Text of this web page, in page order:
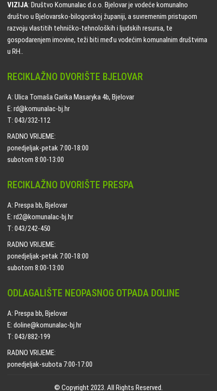
VIZIJA: Društvo Komunalac d.o.o. Bjelovar je vodeće komunalno
društvo u Bjelovarsko-bilogorskoj županiji, a suvremenim pristupom
razvoju vlastitih tehničko-tehnoloških i ljudskih resursa, te
gospodarenjem imovine, teži biti među vodećim komunalnim društvima
u RH..
RECIKLAŽNO DVORIŠTE BJELOVAR
A: Ulica Tomaša Garika Masaryka 4b, Bjelovar
E: rd@komunalac-bj.hr
T: 043/332-112
RADNO VRIJEME:
ponedjeljak-petak 7:00-18:00
subotom 8:00-13:00
RECIKLAŽNO DVORIŠTE PRESPA
A: Prespa bb, Bjelovar
E: rd2@komunalac-bj.hr
T: 043/242-450
RADNO VRIJEME:
ponedjeljak-petak 7:00-18:00
subotom 8:00-13:00
ODLAGALIŠTE NEOPASNOG OTPADA DOLINE
A: Prespa bb, Bjelovar
E: doline@komunalac-bj.hr
T: 043/882-199
RADNO VRIJEME:
ponedjeljak-subota 7:00-17:00
© Copyright 2023. All Rights Reserved.